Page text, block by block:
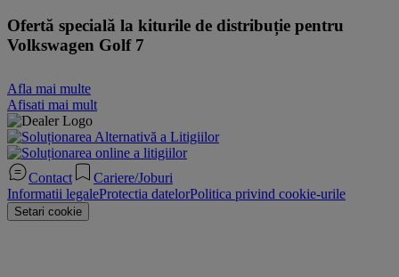
Ofertă specială la kiturile de distribuție pentru
Volkswagen Golf 7
Afla mai multe
Afisati mai mult
Contact
Cariere/Joburi
Informatii legaleProtectia datelorPolitica privind cookie-urile
Setari cookie